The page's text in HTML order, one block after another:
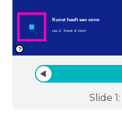
Kunst heeft een vorm
Les 3 - Kunst & Vorm
Slide 1: